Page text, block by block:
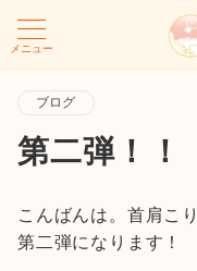
メニュー
ブログ
第二弾！！
こんばんは。首肩こ
第二弾になります！